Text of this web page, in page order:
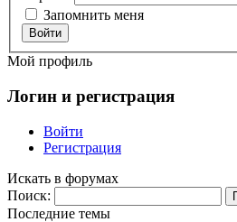
Запомнить меня
Войти
Мой профиль
Логин и регистрация
Войти
Регистрация
Искать в форумах
Поиск:
Последние темы